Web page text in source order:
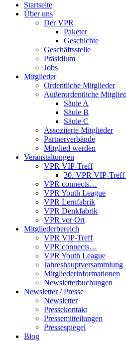
Startseite
Über uns
Der VPR
Paketer
Geschichte
Geschäftsstelle
Präsidium
Jobs
Mitglieder
Ordentliche Mitglieder
Außerordentliche
Säule A
Säule B
Säule C
Assoziierte Mitglieder
Partnerverbände
Mitglied werden
Veranstaltungen
VPR VIP-Treff
30. VPR VIP-Treff
VPR connects…
VPR Youth League
VPR Lernfabrik
VPR Denkfabrik
VPR vor Ort
Mitgliederbereich
VPR VIP-Treff
VPR connects…
VPR Youth League
Jahreshauptversammlung
Mitgliederinformationen
Newsletterbuchungen
Newsletter / Presse
Newsletter
Pressekontakt
Pressemitteilungen
Pressespiegel
Blog